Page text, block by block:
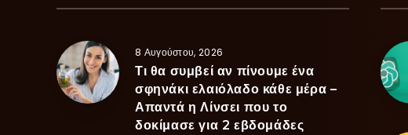
8 Αυγούστου, 2026
Τι θα συμβεί αν πίνουμε ένα
σφηνάκι ελαιόλαδο κάθε μέρα –
Απαντά η Λίνσει που το
δοκίμασε για 2 εβδομάδες